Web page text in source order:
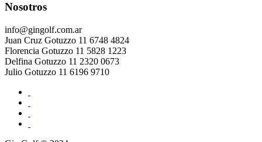
Nosotros
info@gingolf.com.ar
Juan Cruz Gotuzzo 11 6748 4824
Florencia Gotuzzo 11 5828 1223
Delfina Gotuzzo 11 2320 0673
Julio Gotuzzo 11 6196 9710